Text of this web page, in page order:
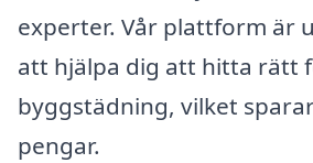
experter. Vår plattform är
att hjälpa dig att hitta rätt
byggstädning, vilket
pengar.